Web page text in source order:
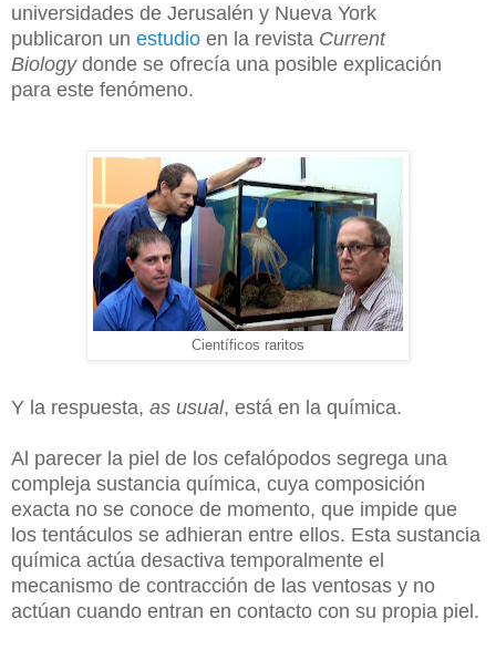
universidades de Jerusalén y Nueva York
publicaron un estudio en la revista Current
Biologydonde se ofrecía una posible explicación
para este fenómeno.
Científicos raritos
Y la respuesta, as usual, está en la química.
Al parecer la piel de los cefalópodos segrega una
compleja sustancia química, cuya composición
exacta no se conoce de momento, que impide que
los tentáculos se adhieran entre ellos. Esta sustancia
química actúa desactiva temporalmente el
mecanismo de contracción de las ventosas y no
actúan cuando entran en contacto con su propia piel.